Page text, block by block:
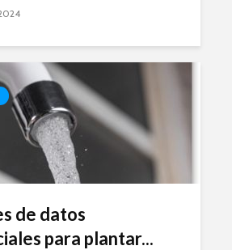
de datos
para plantar...